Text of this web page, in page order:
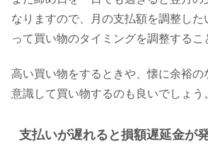
なりますので、月の支払額を調整した
って買い物のタイミングを調整するこ
高い買い物をするときや、懐に余裕の
意識して買い物するのも良いでしょう
支払いが遅れると損額遅延金が